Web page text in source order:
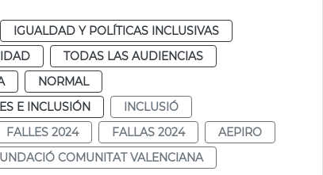
IGUALDAD Y POLÍTICAS INCLUSIVAS
TODAS LAS AUDIENCIAS
NORMAL
E INCLUSIÓN
INCLUSIÓ
FALLES 2024 FALLAS 2024
AEPIRO
COMUNITAT VALENCIANA